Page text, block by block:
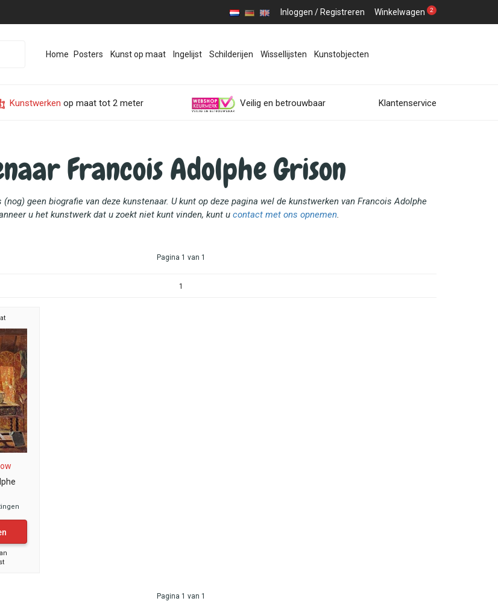
Inloggen / Registreren Winkelwagen 2
Home Posters Kunst op maat Ingelijst Schilderijen Wissellijsten Kunstobjecten
Kunstwerken op maat tot 2 meter Veilig en betrouwbaar Klantenservice
Francois Adolphe Grison
geen biografie van deze kunstenaar. U kunt op deze pagina wel de kunstwerken van Francois Adolphe
u het kunstwerk dat u zoekt niet kunt vinden, kunt u contact met ons opnemen.
Pagina 1 van 1
1
Pagina 1 van 1